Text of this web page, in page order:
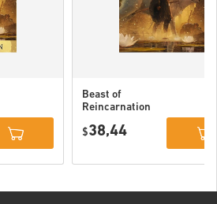
Beast of
Reincarnation
$38,44